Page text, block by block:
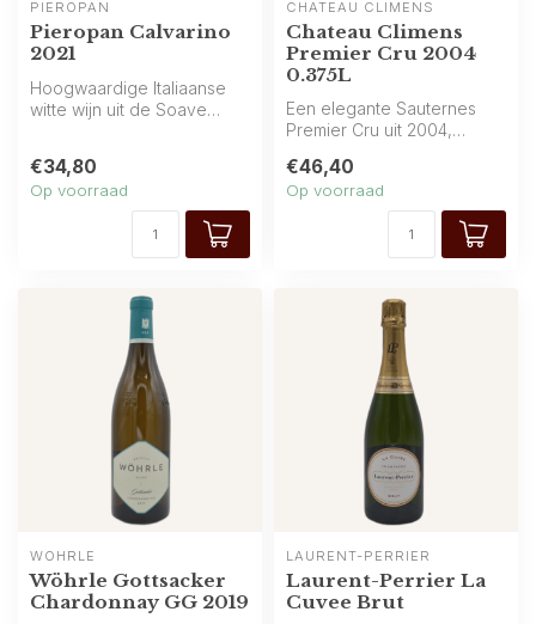
PIEROPAN
Pieropan Calvarino
2021
Hoogwaardige Italiaanse
witte wijn uit de Soave
€34,80
Op voorraad
CHÂTEAU CLIMENS
Chateau Climens
Premier Cru 2004
0.375L
Een elegante Sauternes
Premier Cru uit 2004,
(0.375L...
€46,40
Op voorraad
WÖHRLE
Wöhrle Gottsacker
Chardonnay GG 2019
LAURENT-PERRIER
Laurent-Perrier La
Cuvee Brut